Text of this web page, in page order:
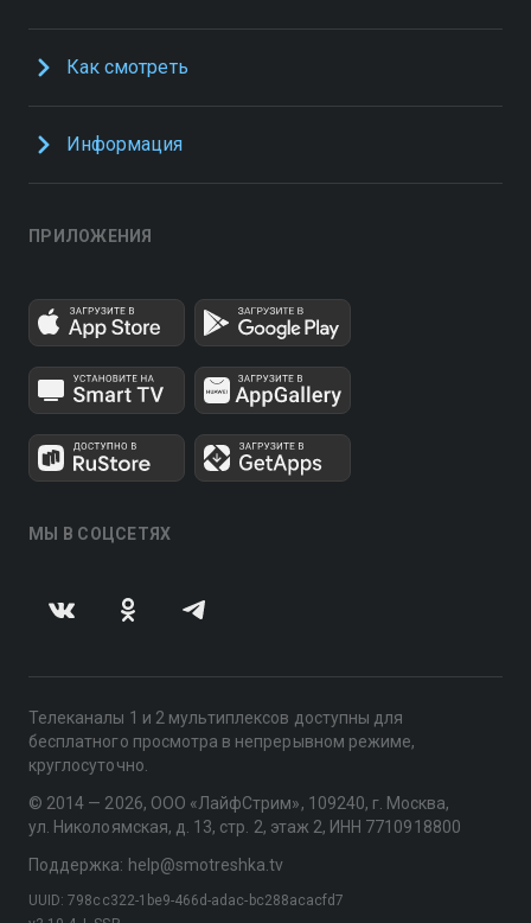
Как смотреть
Информация
ПРИЛОЖЕНИЯ
МЫ В СОЦСЕТЯХ
Телеканалы 1 и 2 мультиплексов доступны для
бесплатного просмотра в непрерывном режиме,
круглосуточно.
© 2014 — 2026, ООО «ЛайфСтрим», 109240, г. Москва,
ул. Николоямская, д. 13, стр. 2, этаж 2, ИНН 7710918800
Поддержка: help@smotreshka.tv
UUID: 798cc322-1be9-466d-adac-bc288acacfd7